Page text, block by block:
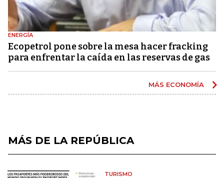
ENERGÍA
Ecopetrol pone sobre la mesa hacer fracking
para enfrentar la caída en las reservas de gas
MÁS ECONOMÍA
MÁS DE LA REPÚBLICA
TURISMO